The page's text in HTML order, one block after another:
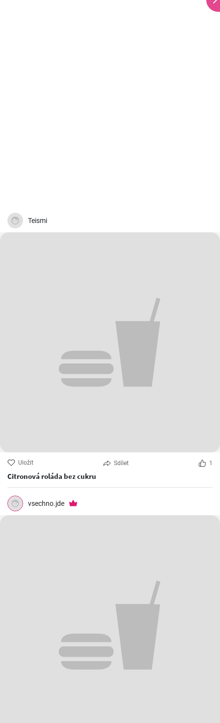
Teismi
Uložit Sdílet 1
Citronová roláda bez cukru
vsechno.jde